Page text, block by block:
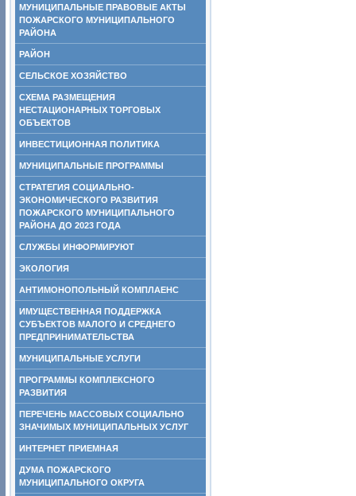
МУНИЦИПАЛЬНЫЕ ПРАВОВЫЕ АКТЫ
ПОЖАРСКОГО МУНИЦИПАЛЬНОГО
РАЙОНА
РАЙОН
СЕЛЬСКОЕ ХОЗЯЙСТВО
СХЕМА РАЗМЕЩЕНИЯ
НЕСТАЦИОНАРНЫХ ТОРГОВЫХ
ОБЪЕКТОВ
ИНВЕСТИЦИОННАЯ ПОЛИТИКА
МУНИЦИПАЛЬНЫЕ ПРОГРАММЫ
СТРАТЕГИЯ СОЦИАЛЬНО-
ЭКОНОМИЧЕСКОГО РАЗВИТИЯ
ПОЖАРСКОГО МУНИЦИПАЛЬНОГО
РАЙОНА ДО 2023 ГОДА
СЛУЖБЫ ИНФОРМИРУЮТ
ЭКОЛОГИЯ
АНТИМОНОПОЛЬНЫЙ КОМПЛАЕНС
ИМУЩЕСТВЕННАЯ ПОДДЕРЖКА
СУБЪЕКТОВ МАЛОГО И СРЕДНЕГО
ПРЕДПРИНИМАТЕЛЬСТВА
МУНИЦИПАЛЬНЫЕ УСЛУГИ
ПРОГРАММЫ КОМПЛЕКСНОГО
РАЗВИТИЯ
ПЕРЕЧЕНЬ МАССОВЫХ СОЦИАЛЬНО
ЗНАЧИМЫХ МУНИЦИПАЛЬНЫХ УСЛУГ
ИНТЕРНЕТ ПРИЕМНАЯ
ДУМА ПОЖАРСКОГО
МУНИЦИПАЛЬНОГО ОКРУГА